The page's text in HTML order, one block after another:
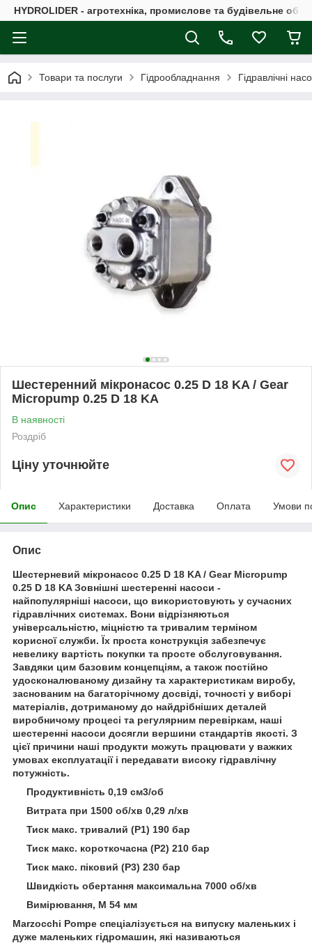
HYDROLIDER - агротехніка, промислове та будівельне
Товари та послуги Гідрообладнання Гідравлічні
Шестеренний мікронасос 0.25 D 18 KA / Gear
Micropump 0.25 D 18 KA
В наявності
Роздріб
Ціну уточнюйте
Опис Характеристики Доставка Оплата Умови
Опис
Шестерневий мікронасос 0.25 D 18 KA / Gear Micropump
0.25 D 18 KA Зовнішні шестеренні насоси -
найпопулярніші насоси, що використовують у сучасних
гідравлічних системах. Вони відрізняються
універсальністю, міцністю та тривалим терміном
корисної служби. Їх проста конструкція забезпечує
невелику вартість покупки та просте обслуговування.
Завдяки цим базовим концепціям, а також постійно
удосконалюваному дизайну та характеристикам виробу,
заснованим на багаторічному досвіді, точності у виборі
матеріалів, дотриманому до найдрібніших деталей
виробничому процесі та регулярним перевіркам, наші
шестеренні насоси досягли вершини стандартів якості. З
цієї причини наші продукти можуть працювати у важких
умовах експлуатації і передавати високу гідравлічну
потужність.
Продуктивність 0,19 см3/об
Витрата при 1500 об/хв 0,29 л/хв
Тиск макс. тривалий (Р1) 190 бар
Тиск макс. короткочасна (Р2) 210 бар
Тиск макс. піковий (Р3) 230 бар
Швидкість обертання максимальна 7000 об/хв
Вимірювання, M 54 мм
Marzocchi Pompe спеціалізується на випуску маленьких і
дуже маленьких гідромашин, які називаються